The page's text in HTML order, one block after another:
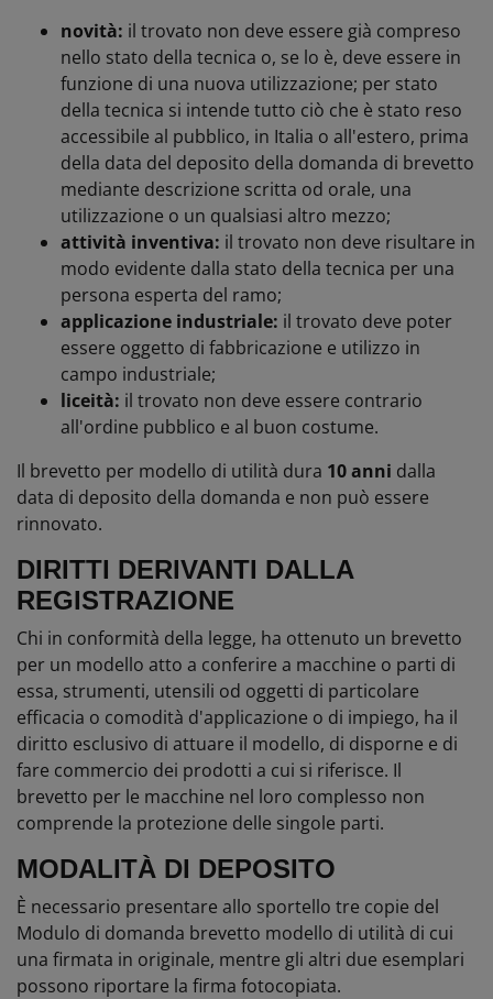
novità: il trovato non deve essere già compreso
nello stato della tecnica o, se lo è, deve essere in
funzione di una nuova utilizzazione; per stato
della tecnica si intende tutto ciò che è stato reso
accessibile al pubblico, in Italia o all'estero, prima
della data del deposito della domanda di brevetto
mediante descrizione scritta od orale, una
utilizzazione o un qualsiasi altro mezzo;
attività inventiva: il trovato non deve risultare in
modo evidente dalla stato della tecnica per una
persona esperta del ramo;
applicazione industriale: il trovato deve poter
essere oggetto di fabbricazione e utilizzo in
campo industriale;
liceità: il trovato non deve essere contrario
all'ordine pubblico e al buon costume.
Il brevetto per modello di utilità dura 10 anni dalla
data di deposito della domanda e non può essere
rinnovato.
DIRITTI DERIVANTI DALLA
REGISTRAZIONE
Chi in conformità della legge, ha ottenuto un brevetto
per un modello atto a conferire a macchine o parti di
essa, strumenti, utensili od oggetti di particolare
efficacia o comodità d'applicazione o di impiego, ha il
diritto esclusivo di attuare il modello, di disporne e di
fare commercio dei prodotti a cui si riferisce. Il
brevetto per le macchine nel loro complesso non
comprende la protezione delle singole parti.
MODALITÀ DI DEPOSITO
È necessario presentare allo sportello tre copie del
Modulo di domanda brevetto modello di utilità di cui
una firmata in originale, mentre gli altri due esemplari
possono riportare la firma fotocopiata.